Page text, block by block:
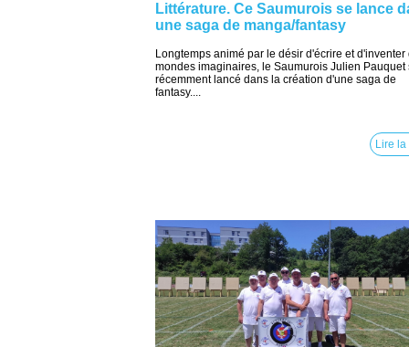
Littérature. Ce Saumurois se lance
une saga de manga/fantasy
Longtemps animé par le désir d'écrire et d'inventer
mondes imaginaires, le Saumurois Julien Pauquet
récemment lancé dans la création d'une saga de
fantasy....
Lire la